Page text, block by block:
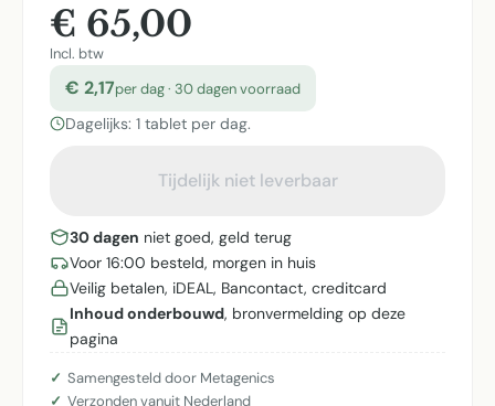
€ 65,00
Incl. btw
€ 2,17per dag · 30 dagen voorraad
Dagelijks: 1 tablet per dag.
Tijdelijk niet leverbaar
30 dagen niet goed, geld terug
Voor 16:00 besteld, morgen in huis
Veilig betalen, iDEAL, Bancontact, creditcard
Inhoud onderbouwd, bronvermelding op deze
pagina
Samengesteld door Metagenics
Verzonden vanuit Nederland